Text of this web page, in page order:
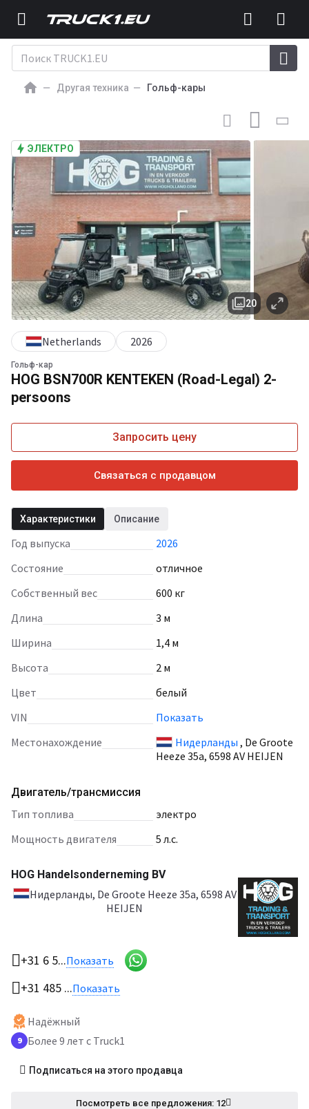
Другая техника Гольф-кары
Гольф-кар
HOG BSN700R KENTEKEN (Road-Legal) 2-
persoons
20
ЭЛЕКТРО
Netherlands 2026
Запросить цену
Связаться с продавцом
Характеристики Описание
Год выпуска
2026
Состояние
отличное
Собственный вес
600 кг
Длина
3 м
Ширина
1,4 м
Высота
2 м
Цвет
белый
VIN
Показать
Местонахождение
Нидерланды , De Groote
Heeze 35a, 6598 AV HEIJEN
Двигатель/трансмиссия
тип топлива
электро
мощность двигателя
5 л.с.
HOG Handelsonderneming BV
Нидерланды, De Groote Heeze 35a, 6598 AV
HEIJEN
+31 6 5...Показать
+31 485 ...Показать
Надёжный
9 Более 9 лет с Truck1
Подписаться на этого продавца
Посмотреть все предложения: 12